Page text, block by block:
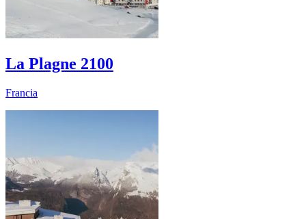
La Plagne 2100
Francia